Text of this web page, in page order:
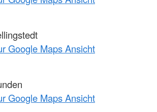
Google Maps Ansicht
Google Maps Ansicht